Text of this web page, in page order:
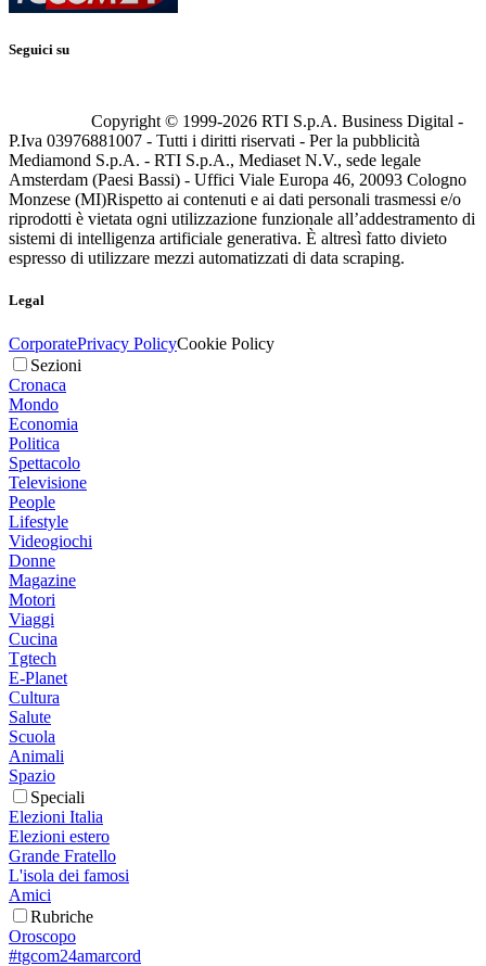
Seguici su
Copyright © 1999-2026 RTI S.p.A. Business Digital -
P.Iva 03976881007 - Tutti i diritti riservati - Per la pubblicità
Mediamond S.p.A. - RTI S.p.A., Mediaset N.V., sede legale
Amsterdam (Paesi Bassi) - Uffici Viale Europa 46, 20093 Cologno
Monzese (MI)Rispetto ai contenuti e ai dati personali trasmessi e/o
riprodotti è vietata ogni utilizzazione funzionale all’addestramento di
sistemi di intelligenza artificiale generativa. È altresì fatto divieto
espresso di utilizzare mezzi automatizzati di data scraping.
Legal
CorporatePrivacy PolicyCookie Policy
Sezioni
Cronaca
Mondo
Economia
Politica
Spettacolo
Televisione
People
Lifestyle
Videogiochi
Donne
Magazine
Motori
Viaggi
Cucina
Tgtech
E-Planet
Cultura
Salute
Scuola
Animali
Spazio
Speciali
Elezioni Italia
Elezioni estero
Grande Fratello
L'isola dei famosi
Amici
Rubriche
Oroscopo
#tgcom24amarcord